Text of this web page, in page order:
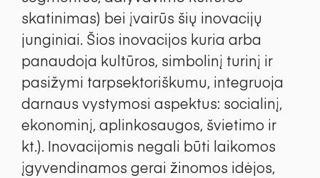
skatinimas) bei įvairūs šių inovacijų
junginiai. Šios inovacijos kuria arba
panaudoja kultūros, simbolinį turinį ir
pasižymi tarpsektoriškumu, integruoja
darnaus vystymosi aspektus: socialinį,
ekonominį, aplinkosaugos, švietimo ir
kt.). Inovacijomis negali būti laikomos
įgyvendinamos gerai žinomos idėjos,